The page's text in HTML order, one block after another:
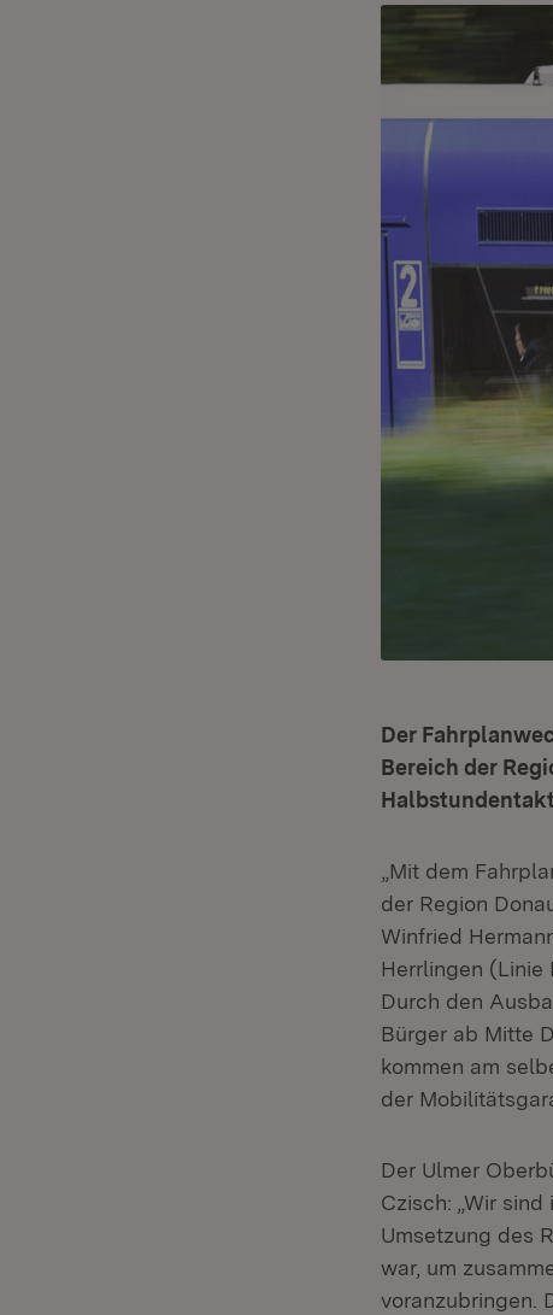
Der
Bereich der
„Mit dem
der Region
Winfried
Herrlingen (Linie
Durch den
Bürger ab Mitte
kommen am
der
Der Ulmer
Czisch: „Wir
Umsetzung des
war, um
voranzubringen.